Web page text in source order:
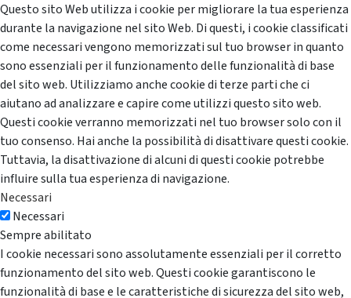
Questo sito Web utilizza i cookie per migliorare la tua esperienza
durante la navigazione nel sito Web. Di questi, i cookie classificati
come necessari vengono memorizzati sul tuo browser in quanto
sono essenziali per il funzionamento delle funzionalità di base
del sito web. Utilizziamo anche cookie di terze parti che ci
aiutano ad analizzare e capire come utilizzi questo sito web.
Questi cookie verranno memorizzati nel tuo browser solo con il
tuo consenso. Hai anche la possibilità di disattivare questi cookie.
Tuttavia, la disattivazione di alcuni di questi cookie potrebbe
influire sulla tua esperienza di navigazione.
Necessari
Necessari
Sempre abilitato
I cookie necessari sono assolutamente essenziali per il corretto
funzionamento del sito web. Questi cookie garantiscono le
funzionalità di base e le caratteristiche di sicurezza del sito web,